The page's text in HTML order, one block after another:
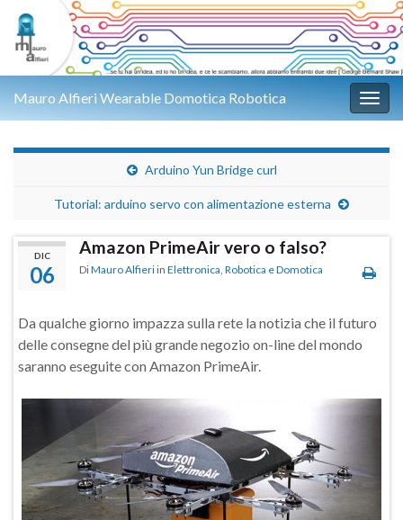
Mauro Alfieri Wearable Domotica Robotica
Arduino Yun Bridge curl
Tutorial: arduino servo con alimentazione esterna
DIC
06
Amazon PrimeAir vero o falso?
DiMauro Alfieri in Elettronica, Robotica e Domotica
Da qualche giorno impazza sulla rete la notizia che il futuro
delle consegne del più grande negozio on-line del mondo
saranno eseguite con Amazon PrimeAir.